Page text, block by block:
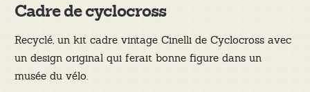
Cadre de cyclocross
Recyclé, un kit cadre vintage Cinelli de Cyclocross avec
un design original qui ferait bonne figure dans un
musée du vélo.